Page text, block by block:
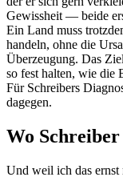
Gewissheit — beide
Ein Land muss
handeln, ohne die
Überzeugung. Das
so fest halten, wie die
Für Schreibers
dagegen.
Wo
Und weil ich das ernst